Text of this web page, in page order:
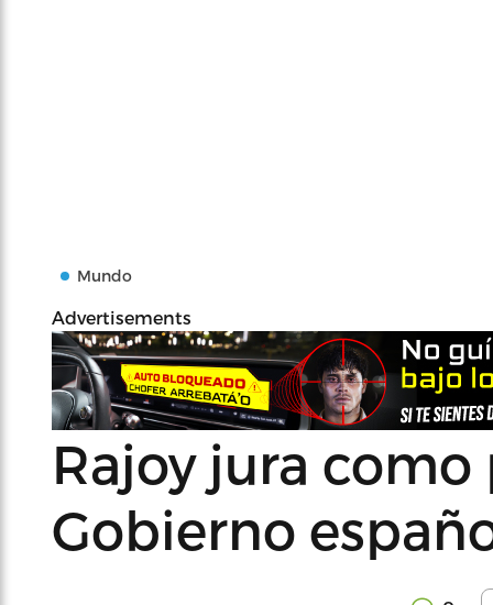
Mundo
Advertisements
Rajoy jura
Gobierno